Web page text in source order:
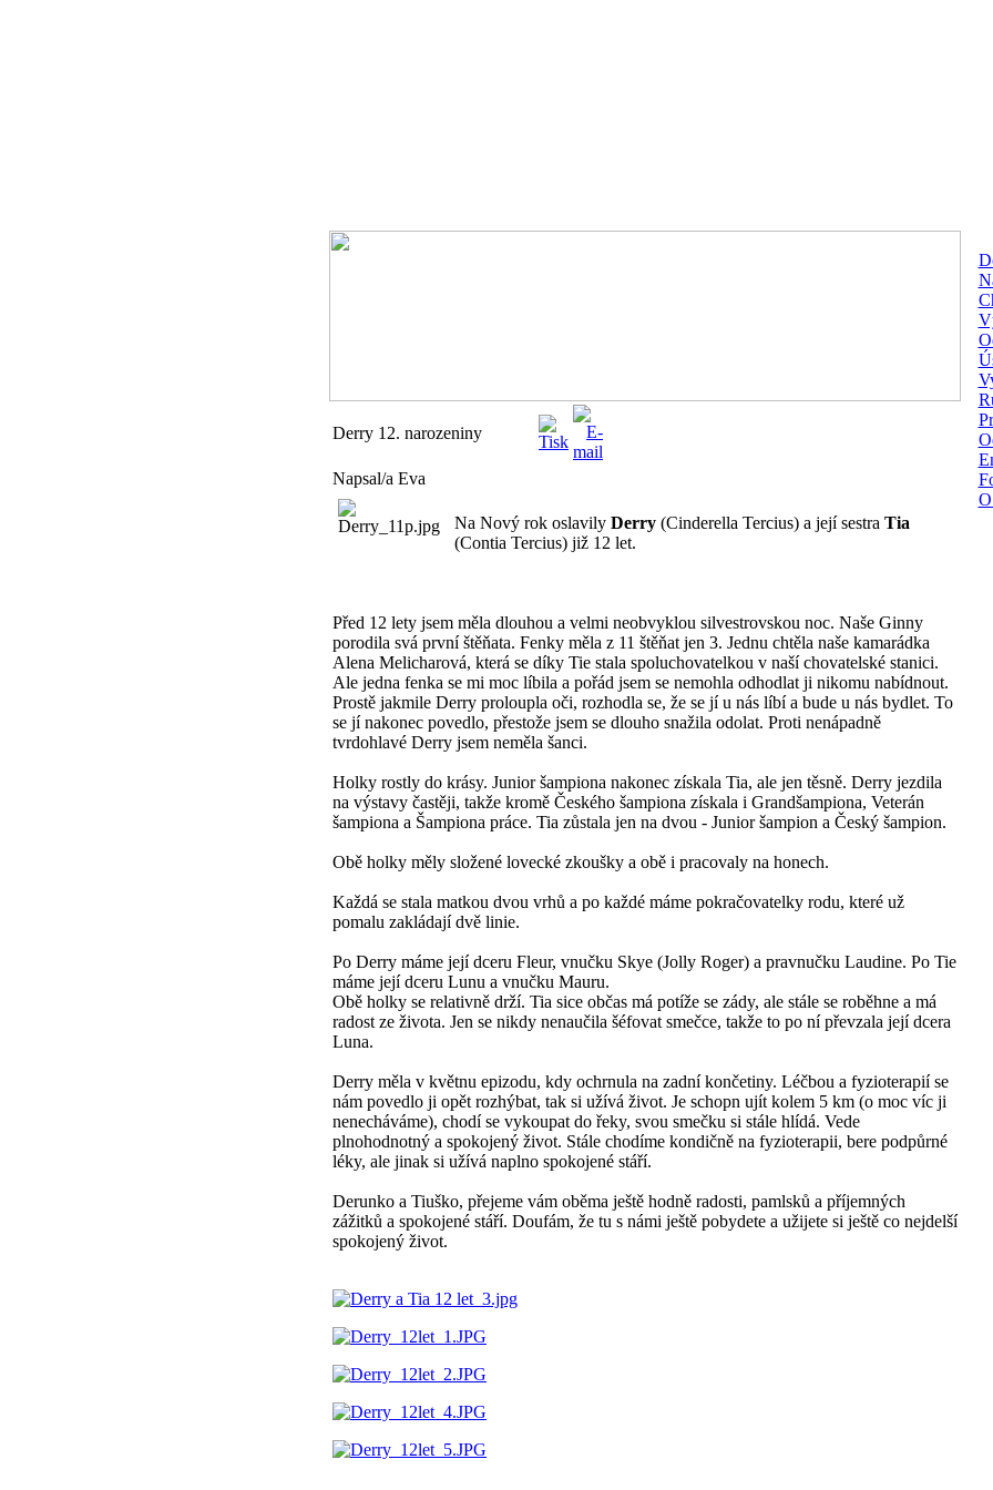
Derry 12. narozeniny
Napsal/a Eva
Na Nový rok oslavily Derry (Cinderella Tercius) a její sestra Tia
(Contia Tercius) již 12 let.
Před 12 lety jsem měla dlouhou a velmi neobvyklou silvestrovskou noc. Naše Ginny
porodila svá první štěňata. Fenky měla z 11 štěňat jen 3. Jednu chtěla naše kamarádka
Alena Melicharová, která se díky Tie stala spoluchovatelkou v naší chovatelské stanici.
Ale jedna fenka se mi moc líbila a pořád jsem se nemohla odhodlat ji nikomu nabídnout.
Prostě jakmile Derry proloupla oči, rozhodla se, že se jí u nás líbí a bude u nás bydlet. To
se jí nakonec povedlo, přestože jsem se dlouho snažila odolat. Proti nenápadně
tvrdohlavé Derry jsem neměla šanci.
Holky rostly do krásy. Junior šampiona nakonec získala Tia, ale jen těsně. Derry jezdila
na výstavy častěji, takže kromě Českého šampiona získala i Grandšampiona, Veterán
šampiona a Šampiona práce. Tia zůstala jen na dvou - Junior šampion a Český šampion.
Obě holky měly složené lovecké zkoušky a obě i pracovaly na honech.
Každá se stala matkou dvou vrhů a po každé máme pokračovatelky rodu, které už
pomalu zakládají dvě linie.
Po Derry máme její dceru Fleur, vnučku Skye (Jolly Roger) a pravnučku Laudine. Po Tie
máme její dceru Lunu a vnučku Mauru.
Obě holky se relativně drží. Tia sice občas má potíže se zády, ale stále se roběhne a má
radost ze života. Jen se nikdy nenaučila šéfovat smečce, takže to po ní převzala její dcera
Luna.
Derry měla v květnu epizodu, kdy ochrnula na zadní končetiny. Léčbou a fyzioterapií se
nám povedlo ji opět rozhýbat, tak si užívá život. Je schopn ujít kolem 5 km (o moc víc ji
nenecháváme), chodí se vykoupat do řeky, svou smečku si stále hlídá. Vede
plnohodnotný a spokojený život. Stále chodíme kondičně na fyzioterapii, bere podpůrné
léky, ale jinak si užívá naplno spokojené stáří.
Derunko a Tiuško, přejeme vám oběma ještě hodně radosti, pamlsků a příjemných
zážitků a spokojené stáří. Doufám, že tu s námi ještě pobydete a užijete si ještě co nejdelší
spokojený život.